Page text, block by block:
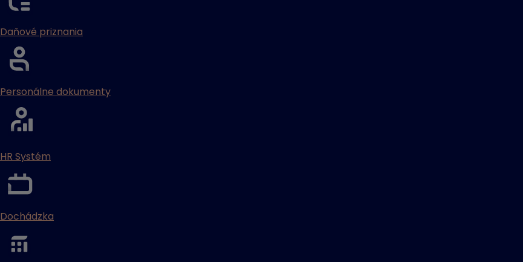
Daňové priznania
Personálne dokumenty
HR Systém
Dochádzka